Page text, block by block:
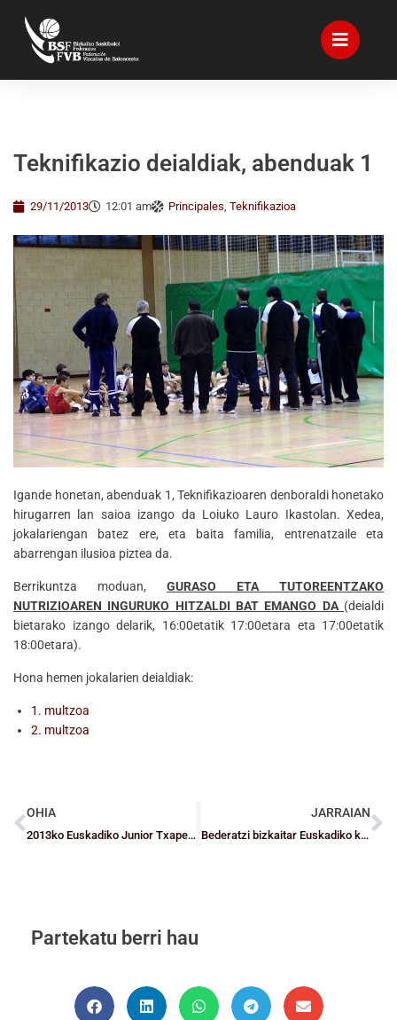
Teknifikazio deialdiak, abenduak 1
29/11/2013 12:01 am Principales, Teknifikazioa
Igande honetan, abenduak 1, Teknifikazioaren denboraldi honetako
hirugarren lan saioa izango da Loiuko Lauro Ikastolan. Xedea,
jokalariengan batez ere, eta baita familia, entrenatzaile eta
abarrengan ilusioa piztea da.
Berrikuntza moduan, GURASO ETA TUTOREENTZAKO
NUTRIZIOAREN INGURUKO HITZALDI BAT EMANGO DA (deialdi
bietarako izango delarik, 16:00etatik 17:00etara eta 17:00etatik
18:00etara).
Hona hemen jokalarien deialdiak:
1. multzoa
2. multzoa
OHIA
2013ko Euskadiko Junior Txapelketa: ordutegia eta deialdiak
JARRAIAN
Bederatzi bizkaitar Euskadiko kadete selekzioetan
Partekatu berri hau